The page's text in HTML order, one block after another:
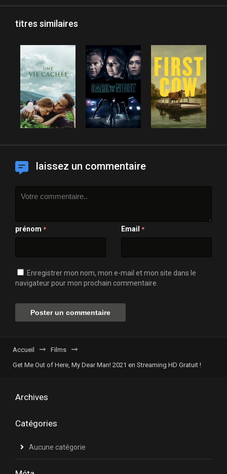
titres similaires
laissez un commentaire
prénom * Email *
Enregistrer mon nom, mon e-mail et mon site dans le
navigateur pour mon prochain commentaire.
Accueil
Films
Get Me Out of Here, My Dear Man! 2021 en Streaming HD Gratuit !
Archives
Catégories
Aucune catégorie